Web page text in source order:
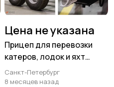
Цена не указана
Прицеп для перевозки
катеров, лодок и яхт
«Валья»
Санкт-Петербург
8 месяцев назад